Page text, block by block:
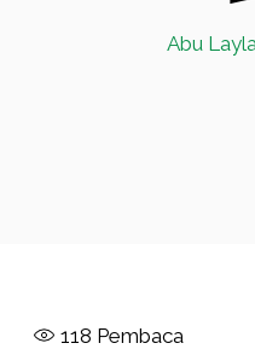
Abu
118 Pembaca